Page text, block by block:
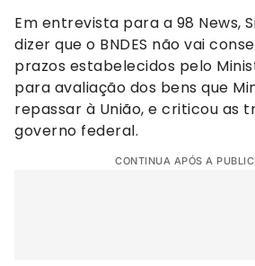
Em entrevista para a 98 News,
dizer que o BNDES não vai
prazos estabelecidos pelo
para avaliação dos bens que
repassar à União, e criticou as
governo federal.
CONTINUA APÓS A